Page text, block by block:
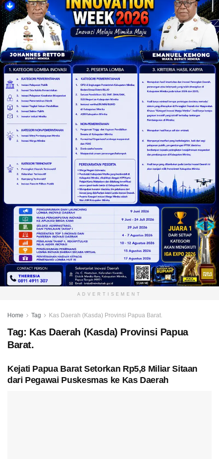
ADVERTISEMENT
Home Tag Kas Daerah (Kasda) Provinsi Papua Barat.
Tag: Kas Daerah (Kasda) Provinsi Papua
Barat.
Kejati Papua Barat Setorkan Rp5,8 Miliar Sitaan
dari Pegawai Puskesmas ke Kas Daerah